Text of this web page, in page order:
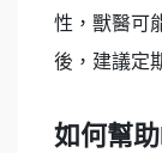
性，獸醫可
後，建議定
如何幫